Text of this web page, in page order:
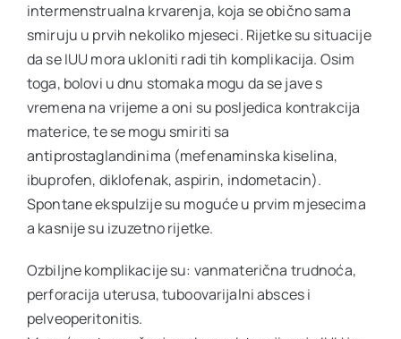
intermenstrualna krvarenja, koja se obično sama
smiruju u prvih nekoliko mjeseci. Rijetke su situacije
da se IUU mora ukloniti radi tih komplikacija. Osim
toga, bolovi u dnu stomaka mogu da se jave s
vremena na vrijeme a oni su posljedica kontrakcija
materice, te se mogu smiriti sa
antiprostaglandinima (mefenaminska kiselina,
ibuprofen, diklofenak, aspirin, indometacin).
Spontane ekspulzije su moguće u prvim mjesecima
a kasnije su izuzetno rijetke.
Ozbiljne komplikacije su: vanmaterična trudnoća,
perforacija uterusa, tuboovarijalni absces i
pelveoperitonitis.